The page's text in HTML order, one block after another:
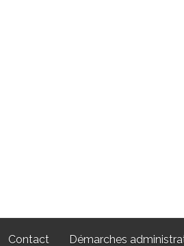
Contact Démarches